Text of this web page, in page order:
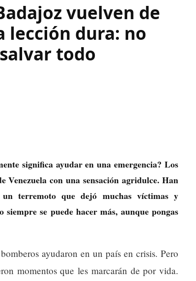
vuelven de
lección dura: no
todo
significa ayudar en una emergencia? Los
Venezuela con una sensación agridulce. Han
terremoto que dejó muchas víctimas y
se puede hacer más, aunque pongas
ayudaron en un país en crisis. Pero
momentos que les marcarán de por vida.